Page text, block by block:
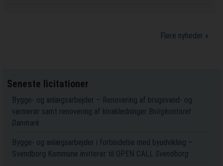
Flere nyheder »
Seneste licitationer
Bygge- og anlægsarbejder – Renovering af brugsvand- og
varmerør samt renovering af kloakledninger Boligkontoret
Danmark
Bygge- og anlægsarbejder i forbindelse med byudvikling –
Svendborg Kommune inviterer til OPEN CALL Svendborg